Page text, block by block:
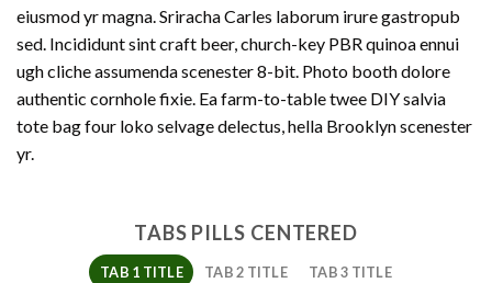
eiusmod yr magna. Sriracha Carles laborum irure gastropub
sed. Incididunt sint craft beer, church-key PBR quinoa ennui
ugh cliche assumenda scenester 8-bit. Photo booth dolore
authentic cornhole fixie. Ea farm-to-table twee DIY salvia
tote bag four loko selvage delectus, hella Brooklyn scenester
yr.
TABS PILLS CENTERED
TAB 1 TITLE TAB 2 TITLE TAB 3 TITLE